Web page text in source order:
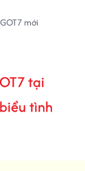
mới
tại
tình